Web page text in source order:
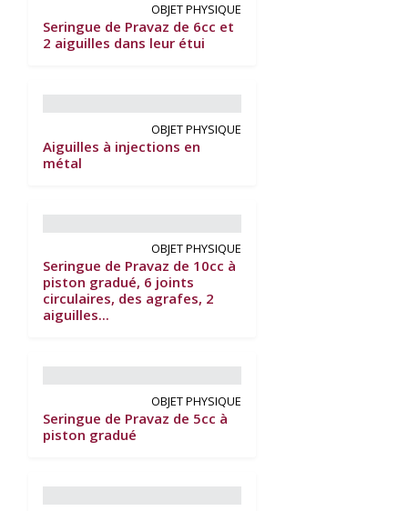
OBJET PHYSIQUE
Seringue de Pravaz de 6cc et
2 aiguilles dans leur étui
OBJET PHYSIQUE
Aiguilles à injections en
métal
OBJET PHYSIQUE
Seringue de Pravaz de 10cc à
piston gradué, 6 joints
circulaires, des agrafes, 2
aiguilles...
OBJET PHYSIQUE
Seringue de Pravaz de 5cc à
piston gradué